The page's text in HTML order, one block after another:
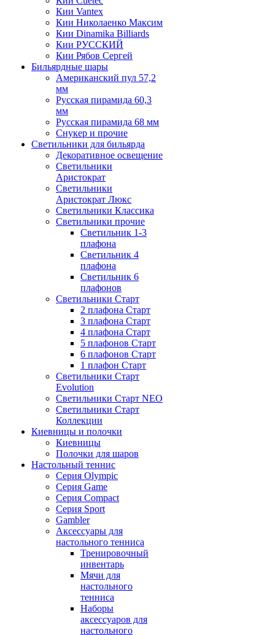
Кии Vantex
Кии Николаенко Максим
Кии Dinamika Billiards
Кии РУССКИЙ
Кии Рябов Сергей
Бильярдные шары
Американский пул 57,2
мм
Русская пирамида 60,3
мм
Русская пирамида 68 мм
Снукер и прочие
Светильники для бильярда
Декоративное освещение
Светильники
Аристократ
Светильники
Аристократ Люкс
Светильники Классика
Светильники прочие
Светильник 1-3
плафона
Светильник 4
плафона
Светильник 6
плафонов
Светильники Старт
2 плафона Старт
3 плафона Старт
4 плафона Старт
5 плафонов Старт
6 плафонов Старт
1 плафон Старт
Светильники Старт
Evolution
Светильники Старт NEO
Светильники Старт
Коллекции
Киевницы и полочки
Киевницы
Полочки для шаров
Настольный теннис
Серия Olympic
Серия Game
Серия Compact
Серия Sport
Gambler
Аксессуары для
настольного тенниса
Тренировочный
инвентарь
Мячи для
настольного
тенниса
Наборы
аксессуаров для
настольного